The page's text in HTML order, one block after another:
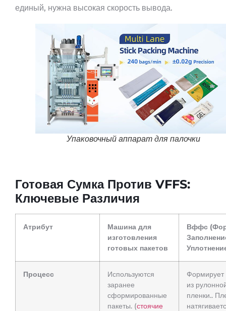
единый, нужна высокая скорость вывода.
Упаковочный аппарат для палочки
Готовая Сумка Против VFFS:
Ключевые Различия
Атрибут
Машина для
изготовления
готовых пакетов
Вффс
Процесс
Используются
заранее
сформированные
пакеты. (стоячие
Формирует
из
пленки..